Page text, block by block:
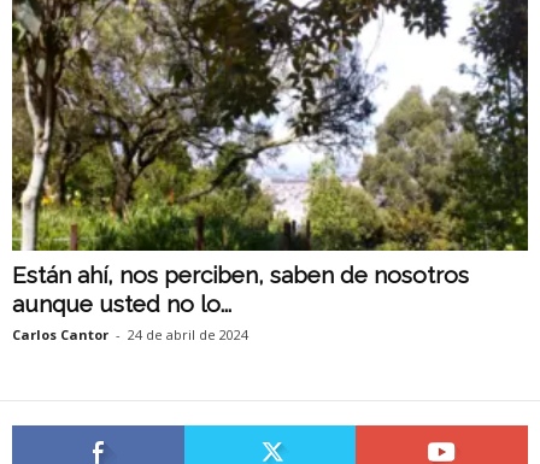
Están ahí, nos perciben, saben de nosotros
aunque usted no lo...
Carlos Cantor - 24 de abril de 2024